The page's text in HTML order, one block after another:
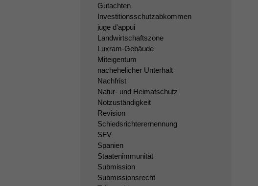
Gutachten
Investitionsschutzabkommen
juge d'appui
Landwirtschaftszone
Luxram-Gebäude
Miteigentum
nachehelicher Unterhalt
Nachfrist
Natur- und Heimatschutz
Notzuständigkeit
Revision
Schiedsrichterernennung
SFV
Spanien
Staatenimmunität
Submission
Submissionsrecht